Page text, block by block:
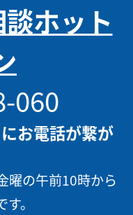
ホット
060
お電話が繋が
曜の午前10時から
。